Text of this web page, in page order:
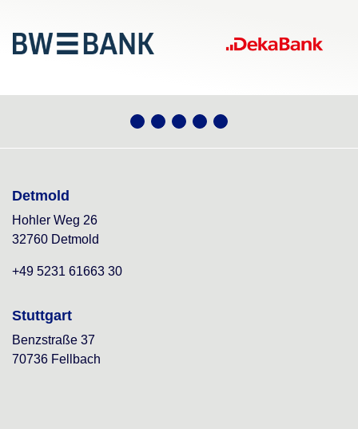
Detmold
Hohler Weg 26
32760 Detmold
+49 5231 61663 30
Stuttgart
Benzstraße 37
70736 Fellbach